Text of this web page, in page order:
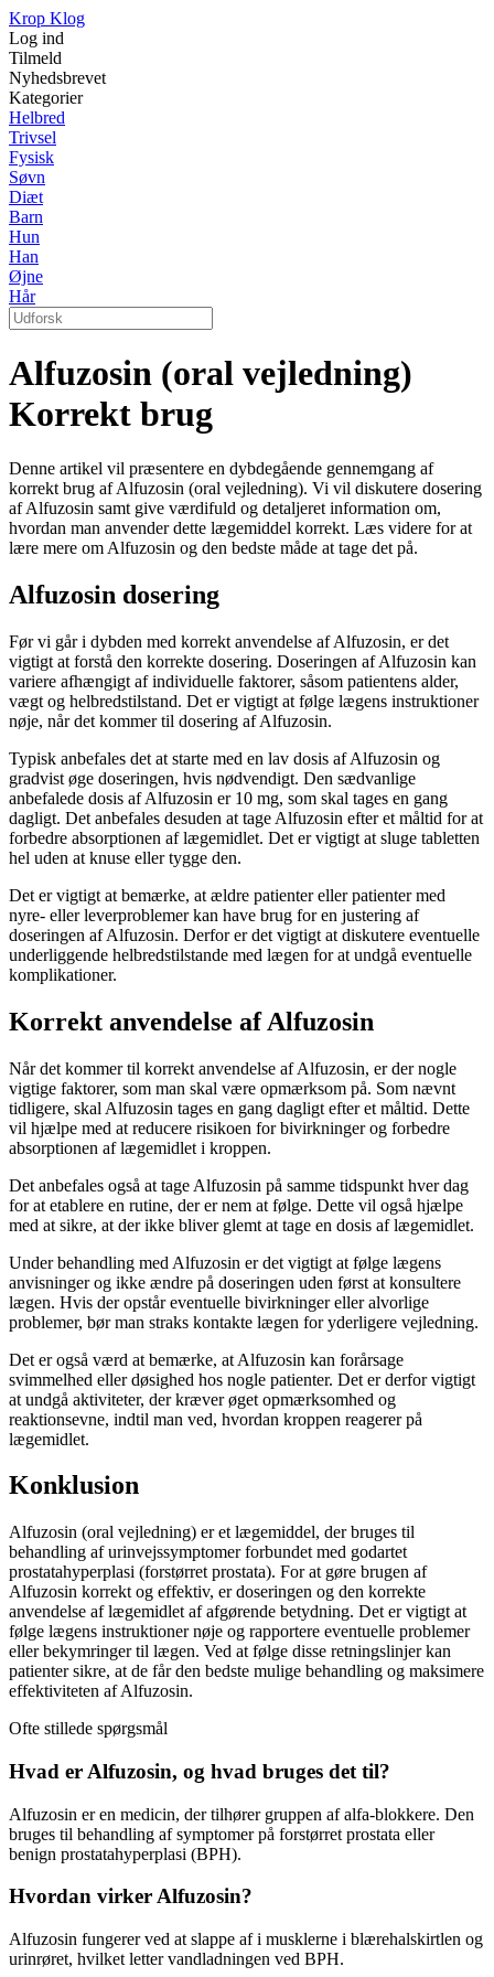
Krop Klog
Log ind
Tilmeld
Nyhedsbrevet
Kategorier
Helbred
Trivsel
Fysisk
Søvn
Diæt
Barn
Hun
Han
Øjne
Hår
Alfuzosin (oral vejledning)
Korrekt brug
Denne artikel vil præsentere en dybdegående gennemgang af
korrekt brug af Alfuzosin (oral vejledning). Vi vil diskutere dosering
af Alfuzosin samt give værdifuld og detaljeret information om,
hvordan man anvender dette lægemiddel korrekt. Læs videre for at
lære mere om Alfuzosin og den bedste måde at tage det på.
Alfuzosin dosering
Før vi går i dybden med korrekt anvendelse af Alfuzosin, er det
vigtigt at forstå den korrekte dosering. Doseringen af Alfuzosin kan
variere afhængigt af individuelle faktorer, såsom patientens alder,
vægt og helbredstilstand. Det er vigtigt at følge lægens instruktioner
nøje, når det kommer til dosering af Alfuzosin.
Typisk anbefales det at starte med en lav dosis af Alfuzosin og
gradvist øge doseringen, hvis nødvendigt. Den sædvanlige
anbefalede dosis af Alfuzosin er 10 mg, som skal tages en gang
dagligt. Det anbefales desuden at tage Alfuzosin efter et måltid for at
forbedre absorptionen af lægemidlet. Det er vigtigt at sluge tabletten
hel uden at knuse eller tygge den.
Det er vigtigt at bemærke, at ældre patienter eller patienter med
nyre- eller leverproblemer kan have brug for en justering af
doseringen af Alfuzosin. Derfor er det vigtigt at diskutere eventuelle
underliggende helbredstilstande med lægen for at undgå eventuelle
komplikationer.
Korrekt anvendelse af Alfuzosin
Når det kommer til korrekt anvendelse af Alfuzosin, er der nogle
vigtige faktorer, som man skal være opmærksom på. Som nævnt
tidligere, skal Alfuzosin tages en gang dagligt efter et måltid. Dette
vil hjælpe med at reducere risikoen for bivirkninger og forbedre
absorptionen af lægemidlet i kroppen.
Det anbefales også at tage Alfuzosin på samme tidspunkt hver dag
for at etablere en rutine, der er nem at følge. Dette vil også hjælpe
med at sikre, at der ikke bliver glemt at tage en dosis af lægemidlet.
Under behandling med Alfuzosin er det vigtigt at følge lægens
anvisninger og ikke ændre på doseringen uden først at konsultere
lægen. Hvis der opstår eventuelle bivirkninger eller alvorlige
problemer, bør man straks kontakte lægen for yderligere vejledning.
Det er også værd at bemærke, at Alfuzosin kan forårsage
svimmelhed eller døsighed hos nogle patienter. Det er derfor vigtigt
at undgå aktiviteter, der kræver øget opmærksomhed og
reaktionsevne, indtil man ved, hvordan kroppen reagerer på
lægemidlet.
Konklusion
Alfuzosin (oral vejledning) er et lægemiddel, der bruges til
behandling af urinvejssymptomer forbundet med godartet
prostatahyperplasi (forstørret prostata). For at gøre brugen af
Alfuzosin korrekt og effektiv, er doseringen og den korrekte
anvendelse af lægemidlet af afgørende betydning. Det er vigtigt at
følge lægens instruktioner nøje og rapportere eventuelle problemer
eller bekymringer til lægen. Ved at følge disse retningslinjer kan
patienter sikre, at de får den bedste mulige behandling og maksimere
effektiviteten af Alfuzosin.
Ofte stillede spørgsmål
Hvad er Alfuzosin, og hvad bruges det til?
Alfuzosin er en medicin, der tilhører gruppen af ​​alfa-blokkere. Den
bruges til behandling af symptomer på forstørret prostata eller
benign prostatahyperplasi (BPH).
Hvordan virker Alfuzosin?
Alfuzosin fungerer ved at slappe af i musklerne i blærehalskirtlen og
urinrøret, hvilket letter vandladningen ved BPH.